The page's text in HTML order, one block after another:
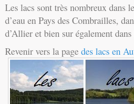
Les lacs sont très nombreux dans
d’eau en Pays des Combrailles,
d’Allier et bien sur également
Revenir vers la page des lacs en